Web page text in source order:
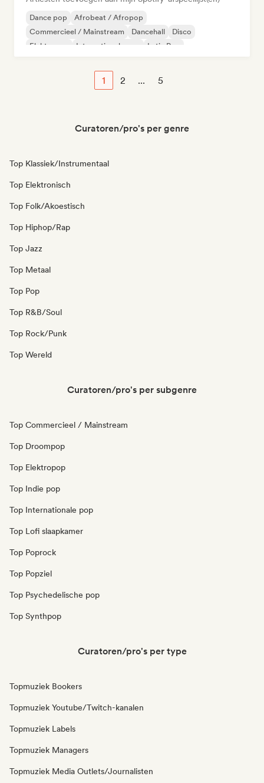
Dance pop
Afrobeat / Afropop
Commercieel / Mainstream
Dancehall
Disco
Elektropop
Internationale pop Latin Pop
1 2 ... 5
Curatoren/pro's per genre
Top Klassiek/Instrumentaal
Top Elektronisch
Top Folk/Akoestisch
Top Hiphop/Rap
Top Jazz
Top Metaal
Top Pop
Top R&B/Soul
Top Rock/Punk
Top Wereld
Curatoren/pro's per subgenre
Top Commercieel / Mainstream
Top Droompop
Top Elektropop
Top Indie pop
Top Internationale pop
Top Lofi slaapkamer
Top Poprock
Top Popziel
Top Psychedelische pop
Top Synthpop
Curatoren/pro's per type
Topmuziek Bookers
Topmuziek Youtube/Twitch-kanalen
Topmuziek Labels
Topmuziek Managers
Topmuziek Media Outlets/Journalisten